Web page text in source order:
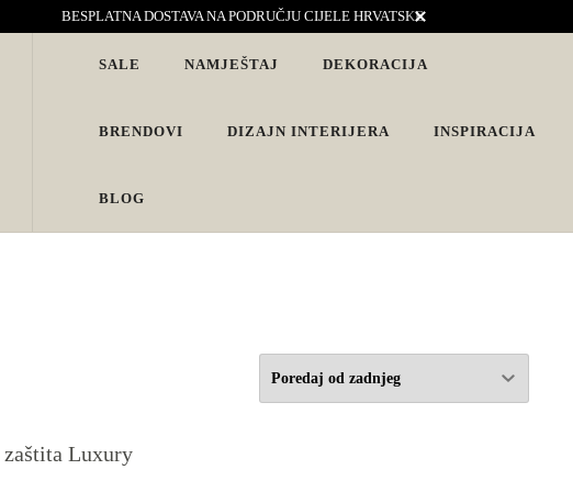
BESPLATNA DOSTAVA NA PODRUČJU CIJELE HRVATSKE
Interijeri s karakterom
SALE NAMJEŠTAJ DEKORACIJA
BRENDOVI DIZAJN INTERIJERA INSPIRACIJA
BLOG